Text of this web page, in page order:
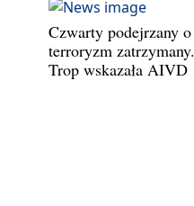
Czwarty podejrzany o
terroryzm zatrzymany.
Trop wskazała AIVD